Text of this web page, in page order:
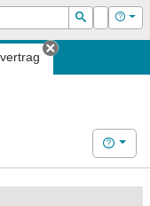
Suchen
Login Hilfe
Tab schließen
Hilfe